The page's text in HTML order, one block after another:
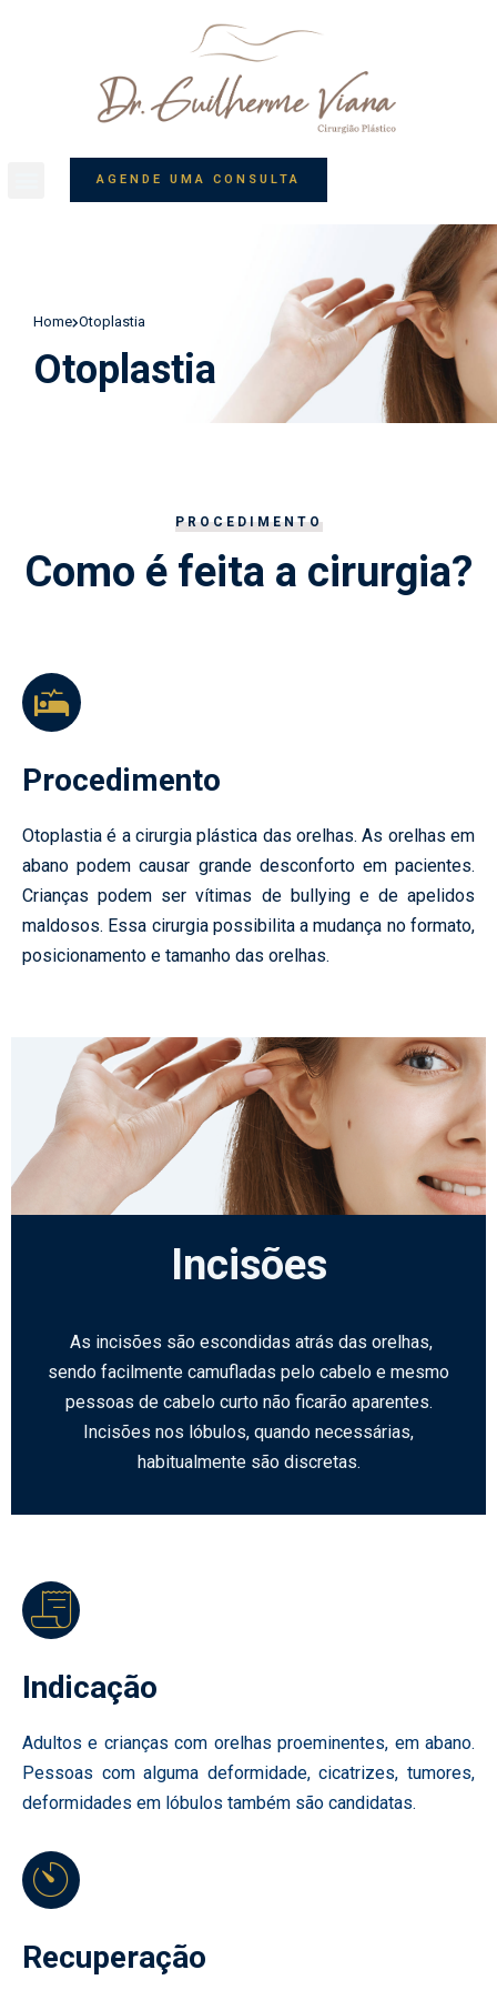
AGENDE UMA CONSULTA
Home Otoplastia
Otoplastia
PROCEDIMENTO
Como é feita a cirurgia?
Procedimento
Otoplastia é a cirurgia plástica das orelhas. As orelhas em
abano podem causar grande desconforto em pacientes.
Crianças podem ser vítimas de bullying e de apelidos
maldosos. Essa cirurgia possibilita a mudança no formato,
posicionamento e tamanho das orelhas.
Incisões
As incisões são escondidas atrás das orelhas,
sendo facilmente camufladas pelo cabelo e mesmo
pessoas de cabelo curto não ficarão aparentes.
Incisões nos lóbulos, quando necessárias,
habitualmente são discretas.
Indicação
Adultos e crianças com orelhas proeminentes, em abano.
Pessoas com alguma deformidade, cicatrizes, tumores,
deformidades em lóbulos também são candidatas.
Recuperação